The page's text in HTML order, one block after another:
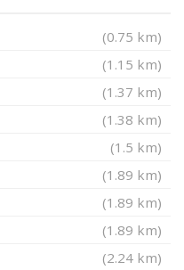
(0.75 km)
(1.15 km)
(1.37 km)
(1.38 km)
(1.5 km)
(1.89 km)
(1.89 km)
(1.89 km)
(2.24 km)